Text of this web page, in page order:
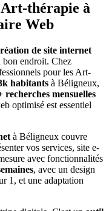
thérapie à
Web
de site internet
bon endroit. Chez
pour les Art-
k habitants à Béligneux,
recherches mensuelles
optimisé est essentiel
à Béligneux couvre
vos services, site e-
avec fonctionnalités
, avec un design
1, et une adaptation